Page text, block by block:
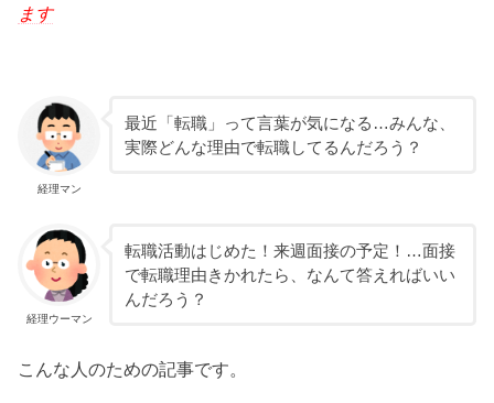
ます
経理マン
最近「転職」って言葉が気になる…みんな、
実際どんな理由で転職してるんだろう？
経理ウーマン
転職活動はじめた！来週面接の予定！…面接
で転職理由きかれたら、なんて答えればいい
んだろう？
こんな人のための記事です。